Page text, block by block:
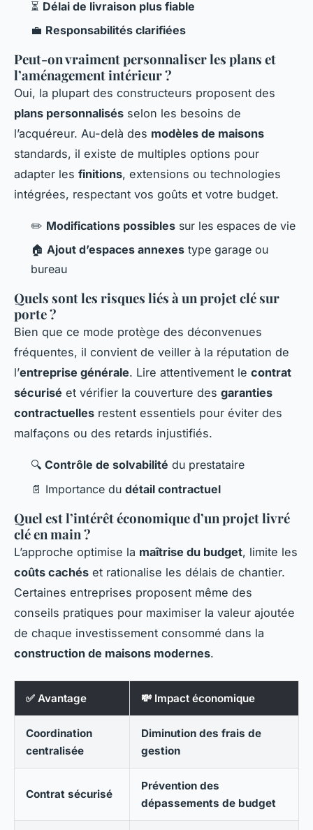
⏳ Délai de livraison plus fiable
💼 Responsabilités clarifiées
Peut-on vraiment personnaliser les plans et
l’aménagement intérieur ?
Oui, la plupart des constructeurs proposent des
plans personnalisés selon les besoins de
l’acquéreur. Au-delà des modèles de maisons
standards, il existe de multiples options pour
adapter les finitions, extensions ou technologies
intégrées, respectant vos goûts et votre budget.
✏️ Modifications possibles sur les espaces de vie
🏠 Ajout d’espaces annexes type garage ou
bureau
Quels sont les risques liés à un projet clé sur
porte ?
Bien que ce mode protège des déconvenues
fréquentes, il convient de veiller à la réputation de
l’entreprise générale. Lire attentivement le contrat
sécurisé et vérifier la couverture des garanties
contractuelles restent essentiels pour éviter des
malfaçons ou des retards injustifiés.
🔍 Contrôle de solvabilité du prestataire
📄 Importance du détail contractuel
Quel est l’intérêt économique d’un projet livré
clé en main ?
L’approche optimise la maîtrise du budget, limite les
coûts cachés et rationalise les délais de chantier.
Certaines entreprises proposent même des
conseils pratiques pour maximiser la valeur ajoutée
de chaque investissement consommé dans la
construction de maisons modernes.
✅ Avantage 💸 Impact économique
Coordination
centralisée
Diminution des frais de
gestion
Contrat sécurisé
Prévention des
dépassements de budget